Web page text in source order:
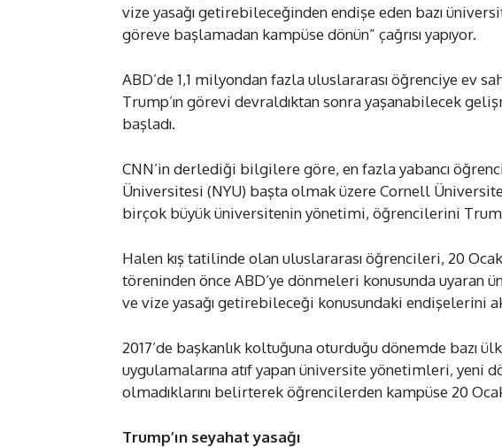
vize yasağı getirebileceğinden endişe eden bazı
göreve başlamadan kampüse dönün” çağrısı yapıyor.
ABD’de 1,1 milyondan fazla uluslararası öğrenciye ev
Trump’ın görevi devraldıktan sonra yaşanabilecek
başladı.
CNN’in derlediği bilgilere göre, en fazla yabancı
Üniversitesi (NYU) başta olmak üzere Cornell
birçok büyük üniversitenin yönetimi, öğrencilerini
Halen kış tatilinde olan uluslararası öğrencileri, 20
töreninden önce ABD’ye dönmeleri konusunda uyaran
ve vize yasağı getirebileceği konusundaki endişelerini
2017’de başkanlık koltuğuna oturduğu dönemde bazı
uygulamalarına atıf yapan üniversite yönetimleri, yeni
olmadıklarını belirterek öğrencilerden kampüse 20
Trump’ın seyahat yasağı